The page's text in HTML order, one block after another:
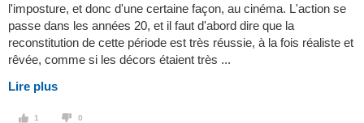
l'imposture, et donc d'une certaine façon, au cinéma. L'action se
passe dans les années 20, et il faut d'abord dire que la
reconstitution de cette période est très réussie, à la fois réaliste et
rêvée, comme si les décors étaient très ...
Lire plus
1 0